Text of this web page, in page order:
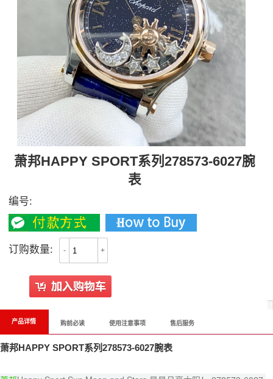
萧邦HAPPY SPORT系列278573-6027腕
表
编号:
订购数量: - +
产品详情 购前必读 使用注意事项 售后服务
萧邦HAPPY SPORT系列278573-6027腕表